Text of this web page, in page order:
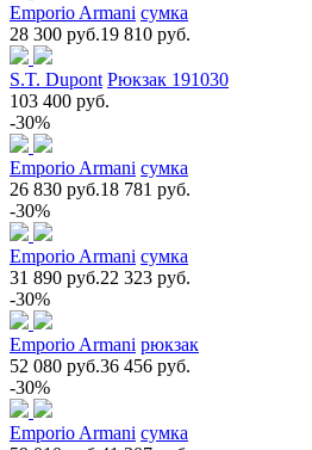
Emporio Armani сумка
28 300 руб.19 810 руб.
S.T. Dupont Рюкзак 191030
103 400 руб.
-30%
Emporio Armani сумка
26 830 руб.18 781 руб.
-30%
Emporio Armani сумка
31 890 руб.22 323 руб.
-30%
Emporio Armani рюкзак
52 080 руб.36 456 руб.
-30%
Emporio Armani сумка